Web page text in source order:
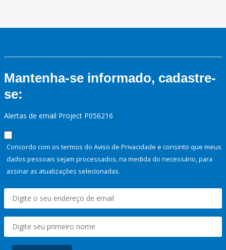
Mantenha-se informado, cadastre-
se:
Alertas de email Project P056216
Concordo com os termos do Aviso de Privacidade e consinto que meus
dados pessoais sejam processados, na medida do necessário, para
assinar as atualizações selecionadas.